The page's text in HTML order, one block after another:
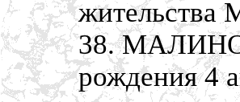
жительства
38.
рождения 4